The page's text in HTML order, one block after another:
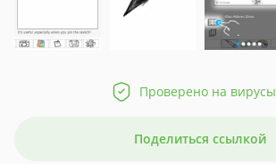
Проверено на вирусы
Поделиться ссылкой